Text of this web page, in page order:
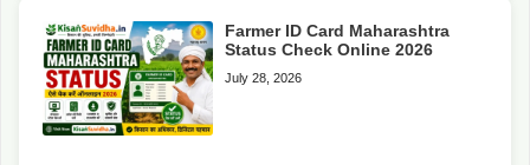
Farmer ID Card Maharashtra
Status Check Online 2026
July 28, 2026